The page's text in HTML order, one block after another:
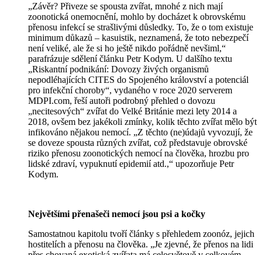
„Závěr? Přiveze se spousta zvířat, mnohé z nich mají
zoonotická onemocnění, mohlo by docházet k obrovskému
přenosu infekcí se strašlivými důsledky. To, že o tom existuje
minimum důkazů – kasuistik, neznamená, že toto nebezpečí
není veliké, ale že si ho ještě nikdo pořádně nevšiml,“
parafrázuje sdělení článku Petr Kodym. U dalšího textu
„Riskantní podnikání: Dovozy živých organismů
nepodléhajících CITES do Spojeného království a potenciál
pro infekční choroby“, vydaného v roce 2020 serverem
MDPI.com, řeší autoři podrobný přehled o dovozu
„necitesových“ zvířat do Velké Británie mezi lety 2014 a
2018, ovšem bez jakékoli zmínky, kolik těchto zvířat mělo být
infikováno nějakou nemocí. „Z těchto (ne)údajů vyvozují, že
se doveze spousta různých zvířat, což představuje obrovské
riziko přenosu zoonotických nemocí na člověka, hrozbu pro
lidské zdraví, vypuknutí epidemií atd.,“ upozorňuje Petr
Kodym.
Největšími přenašeči nemocí jsou psi a kočky
Samostatnou kapitolu tvoří články s přehledem zoonóz, jejich
hostitelích a přenosu na člověka. „Je zjevné, že přenos na lidi